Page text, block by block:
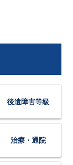
後遺障害等級
治療・通院